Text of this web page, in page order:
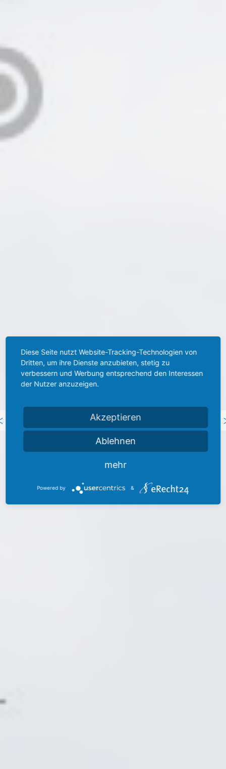
Diese Seite nutzt Website-Tracking-Technologien von
Dritten, um ihre Dienste anzubieten, stetig zu
verbessern und Werbung entsprechend den Interessen
der Nutzer anzuzeigen.
Akzeptieren
Ablehnen
mehr
Powered by &